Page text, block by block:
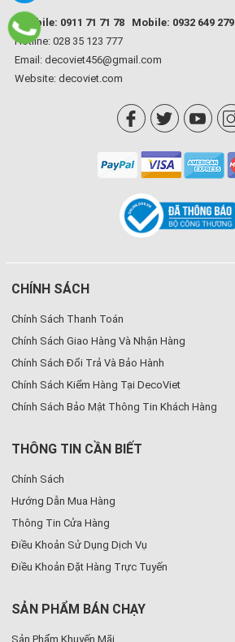
Mobile: 0911 71 71 78
Mobile: 0932 649 279
Hotline: 028 35 123 777
Email: decoviet456@gmail.com
Website: decoviet.com
CHÍNH SÁCH
Chính Sách Thanh Toán
Chính Sách Giao Hàng Và Nhận Hàng
Chính Sách Đổi Trả Và Bảo Hành
Chính Sách Kiểm Hàng Tại DecoViet
Chính Sách Bảo Mật Thông Tin Khách Hàng
THÔNG TIN CẦN BIẾT
Chính Sách
Hướng Dẫn Mua Hàng
Thông Tin Cửa Hàng
Điều Khoản Sử Dụng Dịch Vụ
Điều Khoản Đặt Hàng Trực Tuyến
SẢN PHẨM BÁN CHẠY
Sản Phẩm Khuyến Mãi